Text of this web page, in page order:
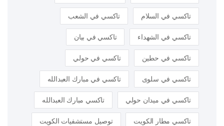
تاكسي في السلام تاكسي في الشعب
تاكسي في الشهداء تاكسي في بيان
تاكسي في حطين تاكسي في حولي
تاكسي في سلوى تاكسي في مبارك العبدالله
تاكسي في ميدان حولي تاكسي مبارك العبدالله
تاكسي مطار الكويت توصيل مستشفيات الكويت